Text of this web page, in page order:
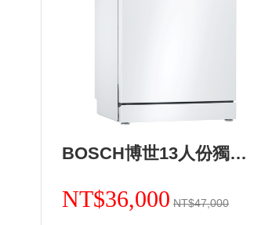
BOSCH博世13人份獨立式洗碗機 德國製造 SMS4HAW00X+基本安裝 (加Line ID:@ye888)
NT$36,000 NT$47,000